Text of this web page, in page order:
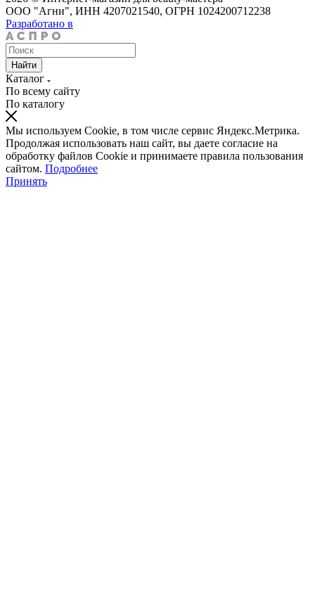
ООО "Агни", ИНН 4207021540, ОГРН 1024200712238
Разработано в
Найти
Каталог
По всему сайту
По каталогу
Мы используем Cookie, в том числе сервис Яндекс.Метрика.
Продолжая использовать наш сайт, вы даете согласие на
обработку файлов Cookie и принимаете правила пользования
сайтом. Подробнее
Принять